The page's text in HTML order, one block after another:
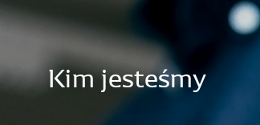
Kimjesteśmy